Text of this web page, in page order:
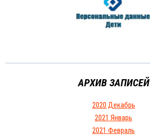
АРХИВ ЗАПИСЕЙ
2020 Декабрь
2021 Январь
2021 Февраль